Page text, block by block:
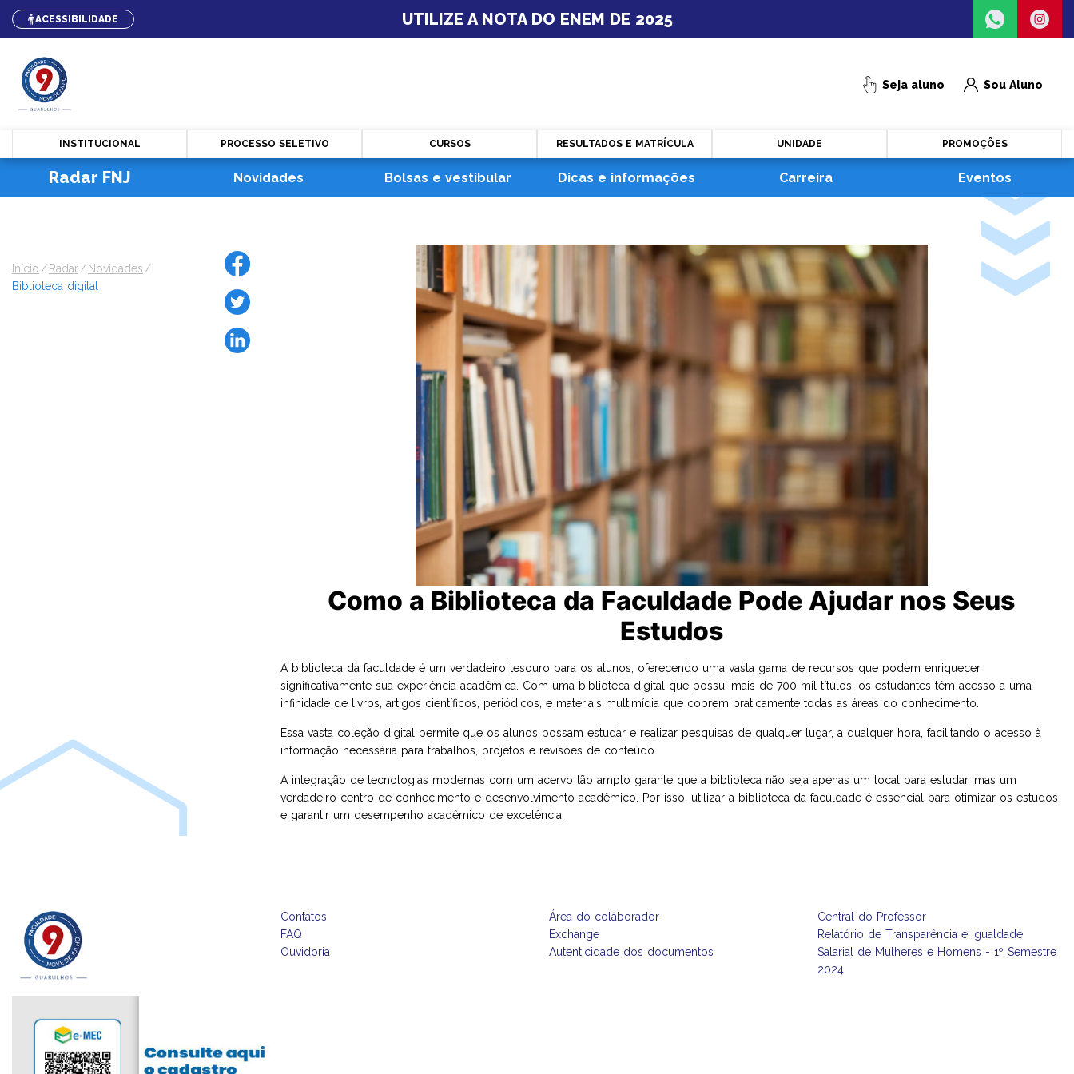
ACESSIBILIDADE UTILIZE A NOTA DO ENEM DE 2025
Seja aluno Sou Aluno
INSTITUCIONAL PROCESSO SELETIVO CURSOS RESULTADOS E MATRÍCULA UNIDADE PROMOÇÕES
Radar FNJ Novidades Bolsas e vestibular Dicas e informações Carreira Eventos
Início radar
novidades
biblioteca digital
Como a Biblioteca da Faculdade Pode Ajudar nos Seus
Estudos
A biblioteca da faculdade é um verdadeiro tesouro para os alunos, oferecendo uma vasta gama de recursos que podem enriquecer
significativamente sua experiência acadêmica. Com uma biblioteca digital que possui mais de 700 mil títulos, os estudantes têm acesso a uma
infinidade de livros, artigos científicos, periódicos, e materiais multimídia que cobrem praticamente todas as áreas do conhecimento.
Essa vasta coleção digital permite que os alunos possam estudar e realizar pesquisas de qualquer lugar, a qualquer hora, facilitando o acesso à
informação necessária para trabalhos, projetos e revisões de conteúdo.
A integração de tecnologias modernas com um acervo tão amplo garante que a biblioteca não seja apenas um local para estudar, mas um
verdadeiro centro de conhecimento e desenvolvimento acadêmico. Por isso, utilizar a biblioteca da faculdade é essencial para otimizar os estudos
e garantir um desempenho acadêmico de excelência.
Contatos
FAQ
Ouvidoria
Área do colaborador
Exchange
Autenticidade dos documentos
Central do Professor
Relatório de Transparência e Igualdade
Salarial de Mulheres e Homens - 1º Semestre
2024